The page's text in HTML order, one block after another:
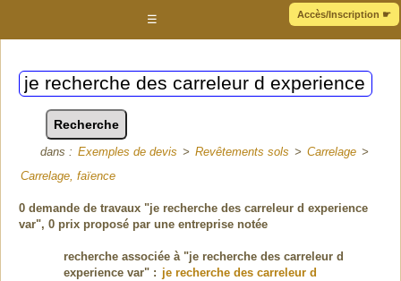
Accès/Inscription ☛
☰
dans : Exemples de devis > Revêtements sols > Carrelage >
Carrelage, faïence
0 demande de travaux "je recherche des carreleur d experience
var", 0 prix proposé par une entreprise notée
recherche associée à "je recherche des carreleur d
experience var" : je recherche des carreleur d